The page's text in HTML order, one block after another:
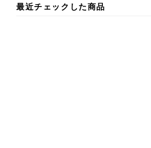
最近チェックした商品